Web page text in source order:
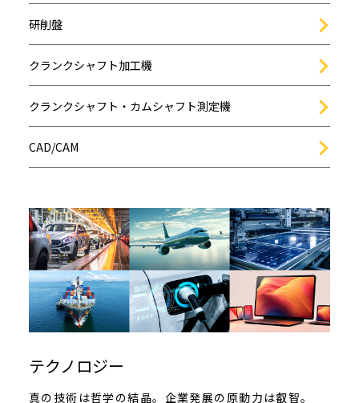
研削盤
クランクシャフト加工機
クランクシャフト・カムシャフト測定機
CAD/CAM
テクノロジー
真の技術は哲学の結晶。企業発展の原動力は叡智。